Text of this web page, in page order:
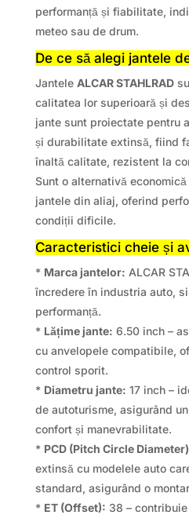
performanță și fiabilitate,
meteo sau de drum.
De ce să alegi jantele
Jantele ALCAR STAHLRAD
calitatea lor superioară și
jante sunt proiectate pentru
și durabilitate extinsă, fiind
înaltă calitate, rezistent la
Sunt o alternativă
jantele din aliaj, oferind
condiții dificile.
Caracteristici cheie și
* Marca jantelor: ALCAR
încredere în industria auto,
performanță.
* Lățime jante: 6.50 inch –
cu anvelopele compatibile,
control sporit.
* Diametru jante: 17 inch –
de autoturisme, asigurând
confort și manevrabilitate.
* PCD (Pitch Circle
extinsă cu modelele auto
standard, asigurând o
* ET (Offset): 38 –